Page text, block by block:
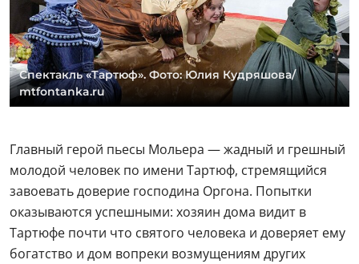
Спектакль «Тартюф». Фото: Юлия Кудряшова/
mtfontanka.ru
Главный герой пьесы Мольера — жадный и грешный
молодой человек по имени Тартюф, стремящийся
завоевать доверие господина Оргона. Попытки
оказываются успешными: хозяин дома видит в
Тартюфе почти что святого человека и доверяет ему
богатство и дом вопреки возмущениям других